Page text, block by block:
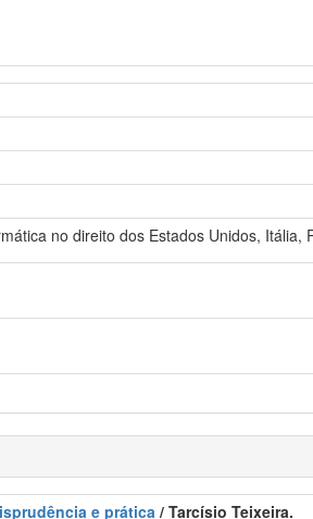
no direito dos Estados Unidos,
e prática/ Tarcísio Teixeira.